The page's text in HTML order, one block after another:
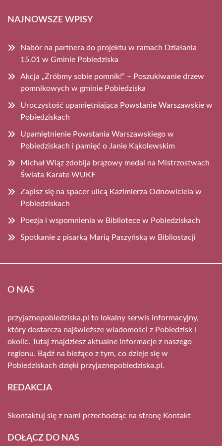
NAJNOWSZE WPISY
Nabór na partnera do projektu w ramach Działania
15.01 w Gminie Pobiedziska
Akcja „Zróbmy sobie pomnik!” – Poszukiwanie drzew
pomnikowych w gminie Pobiedziska
Uroczystość upamiętniająca Powstanie Warszawskie w
Pobiedziskach
Upamiętnienie Powstania Warszawskiego w
Pobiedziskach i pamięć o Janie Kąkolewskim
Michał Wiąz zdobija brązowy medal na Mistrzostwach
Świata Karate WUKF
Zapisz się na spacer ulicą Kazimierza Odnowiciela w
Pobiedziskach
Poezja i wspomnienia w Bibliotece w Pobiedziskach
Spotkanie z pisarką Marią Paszyńską w Bibliostacji
O NAS
przyjaznepobiedziska.pl to lokalny serwis informacyjny,
który dostarcza najświeższe wiadomości z Pobiedzisk i
okolic. Tutaj znajdziesz aktualne informacje z naszego
regionu. Bądź na bieżąco z tym, co dzieje się w
Pobiedziskach dzięki przyjaznepobiedziska.pl.
REDAKCJA
Skontaktuj się z nami przechodząc na stronę Kontakt
DOŁĄCZ DO NAS